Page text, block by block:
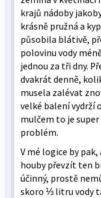
krajů nádoby
krásně pružná a
působila blátivě,
polovinu vody
jednou za tři dny.
dvakrát denně,
musela zalévat
velké balení vydrží
mulčem to je
problém.
V mé logice by
houby převzít ten
účinný, prostě
skoro ⅓ litru vody